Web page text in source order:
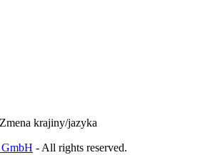
Zmena krajiny/jazyka
GmbH - All rights reserved.